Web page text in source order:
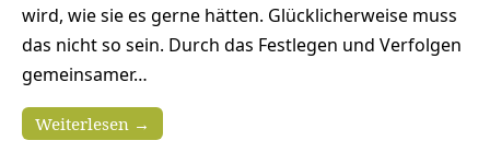
wird, wie sie es gerne hätten. Glücklicherweise muss
das nicht so sein. Durch das Festlegen und Verfolgen
gemeinsamer…
Weiterlesen →